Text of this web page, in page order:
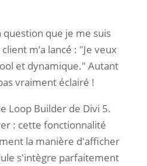
question que je me suis
m’a lancé : "Je veux
et dynamique." Autant
vraiment éclairé !
Loop Builder de Divi 5.
: cette fonctionnalité
la manière d'afficher
s'intègre parfaitement